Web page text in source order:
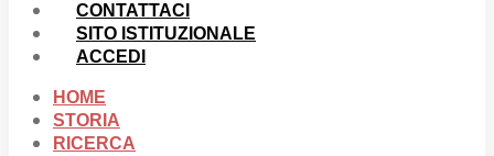
CONTATTACI
SITO ISTITUZIONALE
ACCEDI
HOME
STORIA
RICERCA